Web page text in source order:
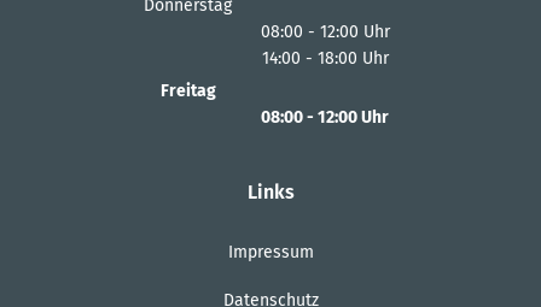
Donnerstag
08:00 - 12:00 Uhr
Von 08:00 bis 12:00 Uhr
14:00 - 18:00 Uhr
Freitag
08:00- 12:00Uhr
Links
Impressum
Datenschutz